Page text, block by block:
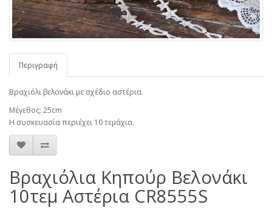
Περιγραφή
Βραχιόλι βελονάκι με σχέδιο αστέρια.
Μέγεθος: 25cm
Η συσκευασία περιέχει 10 τεμάχια.
Βραχιόλια Κηπούρ Βελονάκι
10τεμ Αστέρια CR8555S